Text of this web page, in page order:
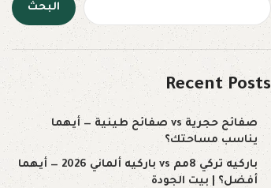
البحث
Recent Posts
صفائح حجرية vs صفائح طينية — أيهما
يناسب مساحتك؟
باركيه تركي 8مم vs باركيه ألماني 2026 — أيهما
أفضل؟ | بيت الجودة